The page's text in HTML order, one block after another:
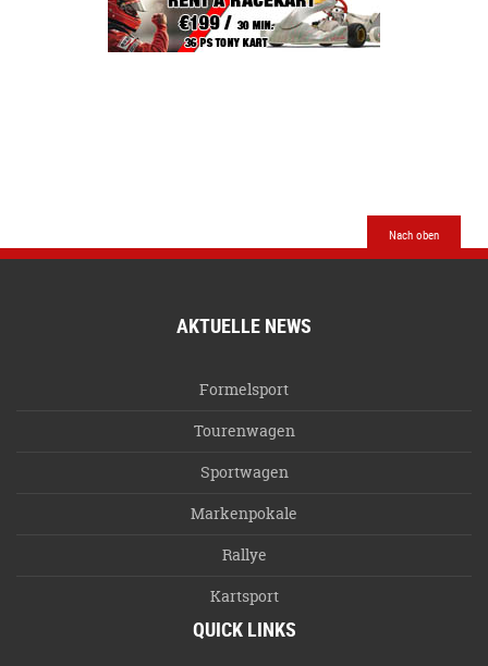
Nach oben
AKTUELLE NEWS
Formelsport
Tourenwagen
Sportwagen
Markenpokale
Rallye
Kartsport
QUICK LINKS